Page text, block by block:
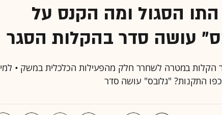
הסגול ומה הקנס על
עושה סדר בהקלות הסגר
במטרה לשחרר חלק מהפעילות הכלכלית במשק • למי
התקנות? "גלובס" עושה סדר